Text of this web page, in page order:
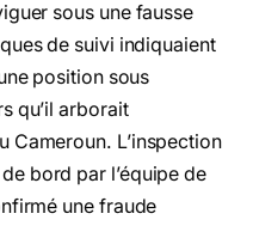
sous une fausse
de suivi indiquaient
position sous
qu’il arborait
Cameroun. L’inspection
bord par l’équipe de
une fraude